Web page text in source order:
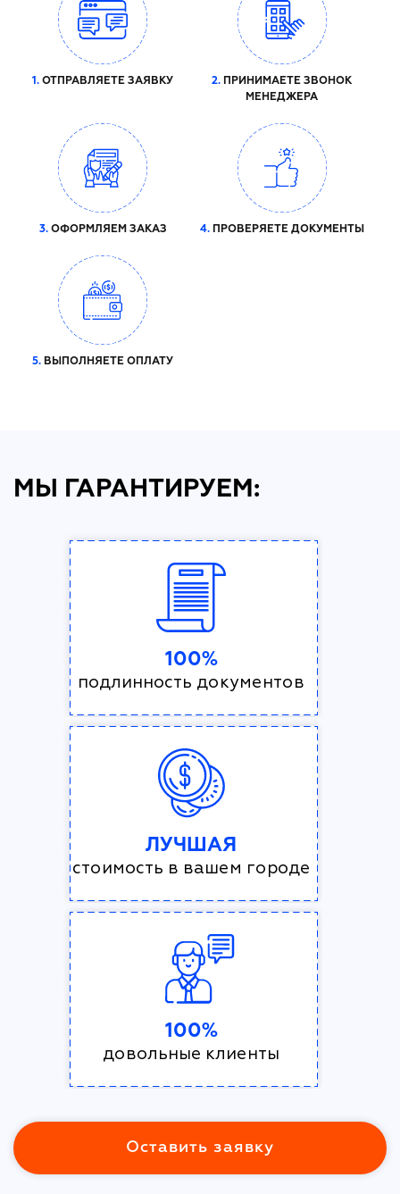
1. ОТПРАВЛЯЕТЕ ЗАЯВКУ 2. ПРИНИМАЕТЕ ЗВОНОК
МЕНЕДЖЕРА
3.ОФОРМЛЯЕМ ЗАКАЗ 4.ПРОВЕРЯЕТЕ ДОКУМЕНТЫ
5. ВЫПОЛНЯЕТЕ ОПЛАТУ
МЫ ГАРАНТИРУЕМ:
100%
подлинность документов
ЛУЧШАЯ
стоимость в вашем городе
100%
довольные клиенты
Оставить заявку